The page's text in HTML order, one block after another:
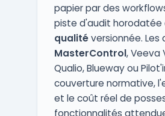
papier par des
piste d'audit horodatée
qualitéversionnée.
MasterControl, Veeva
Qualio, Blueway ou
couverture normative,
et le coût réel de
fonctionnalités